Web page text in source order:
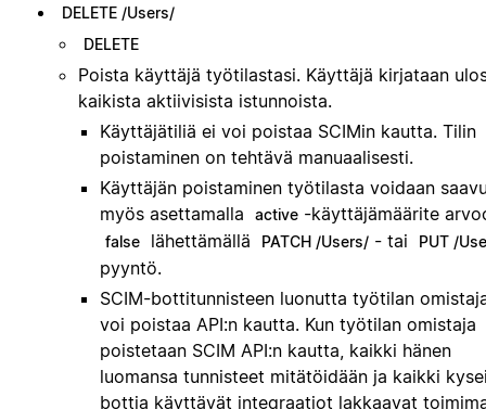
DELETE /Users/
DELETE
Poista käyttäjä työtilastasi. Käyttäjä kirjataan
kaikista aktiivisista istunnoista.
Käyttäjätiliä ei voi poistaa SCIMin kautta. Tilin
poistaminen on tehtävä manuaalisesti.
Käyttäjän poistaminen työtilasta voidaan
myös asettamalla
active -käyttäjämäärite
false lähettämällä PATCH /Users/ - tai PUT /
pyyntö.
SCIM-bottitunnisteen luonutta työtilan
voi poistaa API:n kautta. Kun työtilan omistaja
poistetaan SCIM API:n kautta, kaikki hänen
luomansa tunnisteet mitätöidään ja kaikki
bottia käyttävät integraatiot lakkaavat